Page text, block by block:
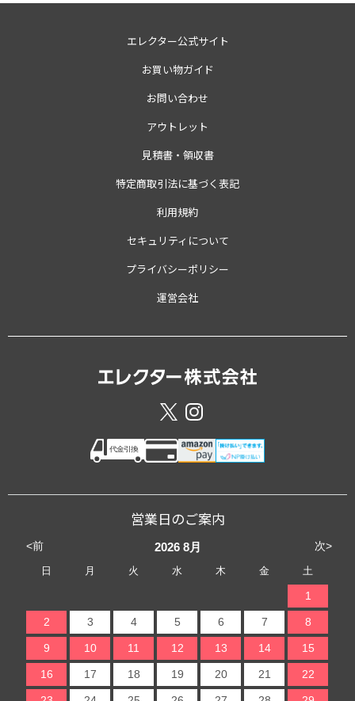
エレクター公式サイト
お買い物ガイド
お問い合わせ
アウトレット
見積書・領収書
特定商取引法に基づく表記
利用規約
セキュリティについて
プライバシーポリシー
運営会社
営業日のご案内
<前 次>
2026 8月
日 月 火 水 木 金 土
1
2 3 4 5 6 7 8
9 10 11 12 13 14 15
16 17 18 19 20 21 22